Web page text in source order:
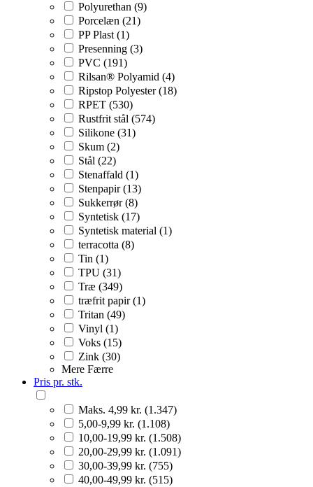
Polyurethan (9)
Porcelæn (21)
PP Plast (1)
Presenning (3)
PVC (191)
Rilsan® Polyamid (4)
Ripstop Polyester (18)
RPET (530)
Rustfrit stål (574)
Silikone (31)
Skum (2)
Stål (22)
Stenaffald (1)
Stenpapir (13)
Sukkerrør (8)
Syntetisk (17)
Syntetisk material (1)
terracotta (8)
Tin (1)
TPU (31)
Træ (349)
træfrit papir (1)
Tritan (49)
Vinyl (1)
Voks (15)
Zink (30)
Mere Færre
Pris pr. stk.
Maks. 4,99 kr. (1.347)
5,00-9,99 kr. (1.108)
10,00-19,99 kr. (1.508)
20,00-29,99 kr. (1.091)
30,00-39,99 kr. (755)
40,00-49,99 kr. (515)